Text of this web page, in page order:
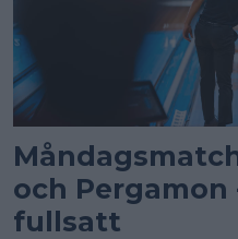
och Pergamon
fullsatt